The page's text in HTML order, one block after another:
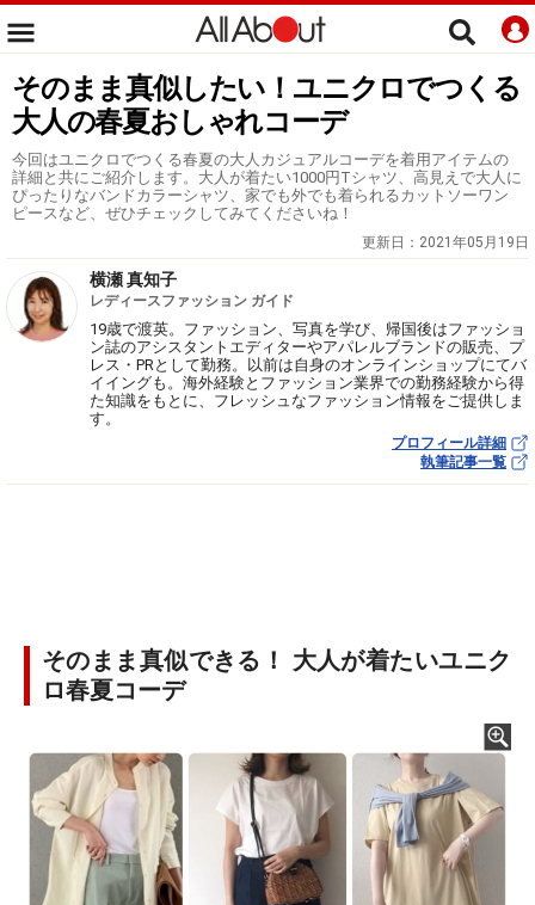
そのまま真似したい！ユニクロでつくる
大人の春夏おしゃれコーデ
今回はユニクロでつくる春夏の大人カジュアルコーデを着用アイテムの
詳細と共にご紹介します。大人が着たい1000円Tシャツ、高見えで大人に
ぴったりなバンドカラーシャツ、家でも外でも着られるカットソーワン
ピースなど、ぜひチェックしてみてくださいね！
更新日： 2021年05月19日
横瀬 真知子
レディースファッション ガイド
19歳で渡英。ファッション、写真を学び、帰国後はファッショ
ン誌のアシスタントエディターやアパレルブランドの販売、プ
レス・PRとして勤務。以前は自身のオンラインショップにてバ
イイングも。海外経験とファッション業界での勤務経験から得
た知識をもとに、フレッシュなファッション情報をご提供しま
す。
プロフィール詳細
執筆記事一覧
そのまま真似できる！ 大人が着たいユニク
ロ春夏コーデ